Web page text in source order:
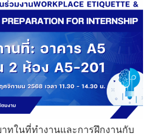
ทในที่ทำงานและการฝึกงานกับ